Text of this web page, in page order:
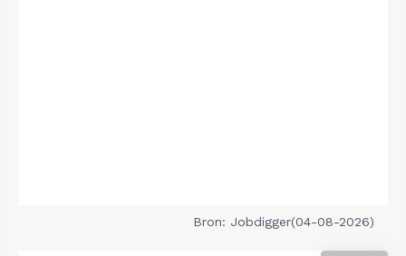
Bron: Jobdigger(04-08-2026)